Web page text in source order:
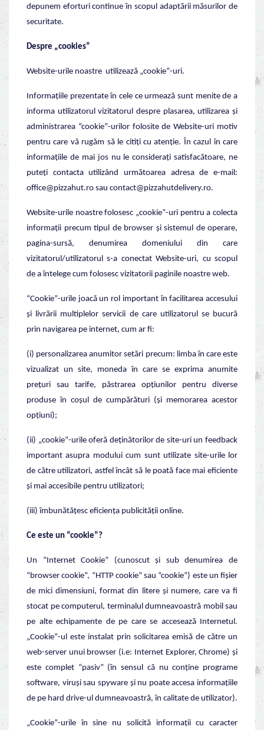
depunem eforturi continue în scopul adaptării măsurilor de
securitate.
Despre „cookies”
Website-urile noastre utilizează „cookie”-uri.
Informațiile prezentate în cele ce urmează sunt menite de a
informa utilizatorul vizitatorul despre plasarea, utilizarea și
administrarea “cookie”-urilor folosite de Website-uri motiv
pentru care vă rugăm să le citiți cu atenție. În cazul în care
informațiile de mai jos nu le considerați satisfacătoare, ne
puteți contacta utilizând următoarea adresa de e-mail:
office@pizzahut.ro sau contact@pizzahutdelivery.ro.
Website-urile noastre folosesc „cookie”-uri pentru a colecta
informații precum tipul de browser și sistemul de operare,
pagina-sursă, denumirea domeniului din care
vizitatorul/utilizatorul s-a conectat Website-uri, cu scopul
de a întelege cum folosesc vizitatorii paginile noastre web.
“Cookie”-urile joacă un rol important în facilitarea accesului
și livrării multiplelor servicii de care utilizatorul se bucură
prin navigarea pe internet, cum ar fi:
(i) personalizarea anumitor setări precum: limba în care este
vizualizat un site, moneda în care se exprima anumite
prețuri sau tarife, păstrarea opțiunilor pentru diverse
produse în coșul de cumpărături (și memorarea acestor
opțiuni);
(ii) „cookie”-urile oferă deținătorilor de site-uri un feedback
important asupra modului cum sunt utilizate site-urile lor
de către utilizatori, astfel încât să le poată face mai eficiente
și mai accesibile pentru utilizatori;
(iii) îmbunătățesc eficiența publicității online.
Ce este un “cookie”?
Un “Internet Cookie” (cunoscut și sub denumirea de
“browser cookie”, “HTTP cookie” sau “cookie”) este un fișier
de mici dimensiuni, format din litere și numere, care va fi
stocat pe computerul, terminalul dumneavoastră mobil sau
pe alte echipamente de pe care se accesează Internetul.
„Cookie”-ul este instalat prin solicitarea emisă de către un
web-server unui browser (i.e: Internet Explorer, Chrome) și
este complet “pasiv” (în sensul că nu conține programe
software, viruși sau spyware și nu poate accesa informațiile
de pe hard drive-ul dumneavoastră, în calitate de utilizator).
„Cookie”-urile în sine nu solicită informații cu caracter